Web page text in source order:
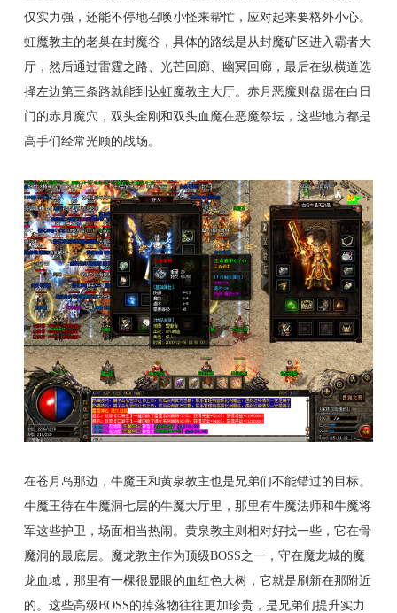
仅实力强，还能不停地召唤小怪来帮忙，应对起来要格外小心。
虹魔教主的老巢在封魔谷，具体的路线是从封魔矿区进入霸者大
厅，然后通过雷霆之路、光芒回廊、幽冥回廊，最后在纵横道选
择左边第三条路就能到达虹魔教主大厅。赤月恶魔则盘踞在白日
门的赤月魔穴，双头金刚和双头血魔在恶魔祭坛，这些地方都是
高手们经常光顾的战场。
在苍月岛那边，牛魔王和黄泉教主也是兄弟们不能错过的目标。
牛魔王待在牛魔洞七层的牛魔大厅里，那里有牛魔法师和牛魔将
军这些护卫，场面相当热闹。黄泉教主则相对好找一些，它在骨
魔洞的最底层。魔龙教主作为顶级BOSS之一，守在魔龙城的魔
龙血域，那里有一棵很显眼的血红色大树，它就是刷新在那附近
的。这些高级BOSS的掉落物往往更加珍贵，是兄弟们提升实力